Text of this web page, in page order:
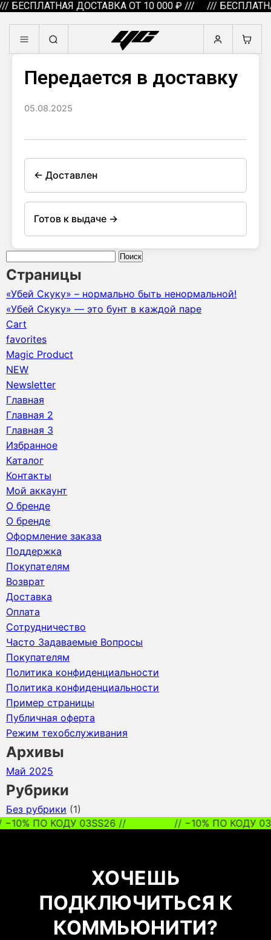
БЕСПЛАТНАЯ ДОСТАВКА ОТ 10 000 ₽ /// ///
Передается в доставку
05.08.2025
← Доставлен
Готов к выдаче →
Найти:
Страницы
«Убей Скуку» – нормально быть ненормальной!
«Убей Скуку» — это бунт в каждой паре
Cart
favorites
Magic Product
NEW
Newsletter
Главная
Главная 2
Главная 3
Избранное
Каталог
Контакты
Мой аккаунт
О бренде
О бренде
Оформление заказа
Поддержка
Покупателям
Возврат
Доставка
Оплата
Сотрудничество
Часто Задаваемые Вопросы
Покупателям
Политика конфиденциальности
Политика конфиденциальности
Пример страницы
Публичная оферта
Режим техобслуживания
Архивы
Май 2025
Рубрики
Без рубрики (1)
ПО КОДУ 03SS26 //
// −10% ПО КОДУ
ХОЧЕШЬ
ПОДКЛЮЧИТЬСЯ К
КОММЬЮНИТИ?